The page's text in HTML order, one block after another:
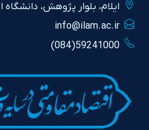
ايلام، بلوار پژوهش، دانشگاه
info@ilam.ac.ir
59241000(084)